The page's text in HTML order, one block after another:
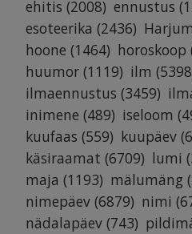
ehitis (2008) ennustus
esoteerika (2436)
hoone (1464) horoskoop
huumor (1119) ilm
ilmaennustus (3459)
inimene (489) iseloom
kuufaas (559) kuupäev
käsiraamat (6709) lumi
maja (1193) mälumäng
nimepäev (6879) nimi
nädalapäev (743)